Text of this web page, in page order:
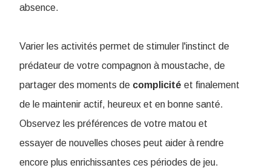
absence.
Varier les activités permet de stimuler l'instinct de
prédateur de votre compagnon à moustache, de
partager des moments de complicité et finalement
de le maintenir actif, heureux et en bonne santé.
Observez les préférences de votre matou et
essayer de nouvelles choses peut aider à rendre
encore plus enrichissantes ces périodes de jeu.